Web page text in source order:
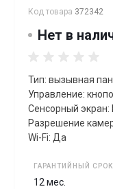
Код товара 372342
Нет в
Тип: вызывная
Управление:
Сенсорный экран:
Разрешение
Wi-Fi: Да
ГАРАНТИЙНЫЙ СРОК
12 мес.